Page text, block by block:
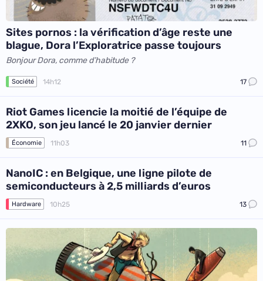
Sites pornos : la vérification d’âge reste une
blague, Dora l’Exploratrice passe toujours
Bonjour Dora, comme d’habitude ?
Société 14h12 17
Riot Games licencie la moitié de l’équipe de
2XKO, son jeu lancé le 20 janvier dernier
Économie 11h03 11
NanoIC : en Belgique, une ligne pilote de
semiconducteurs à 2,5 milliards d’euros
Hardware 10h25 13